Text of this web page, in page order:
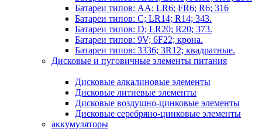
Батареи типов: AA; LR6; FR6; R6; 316
Батареи типов: C; LR14; R14; 343.
Батареи типов: D; LR20; R20; 373.
Батареи типов: 9V; 6F22; крона.
Батареи типов: 3336; 3R12; квадратные.
Дисковые и пуговичные элементы питания
Дисковые алкалиновые элементы
Дисковые литиевые элементы
Дисковые воздушно-цинковые элементы
Дисковые серебряно-цинковые элементы
аккумуляторы